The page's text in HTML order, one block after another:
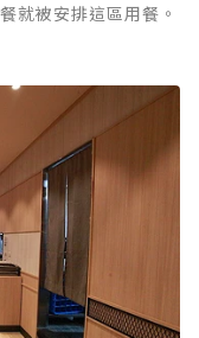
就被安排這區用餐。